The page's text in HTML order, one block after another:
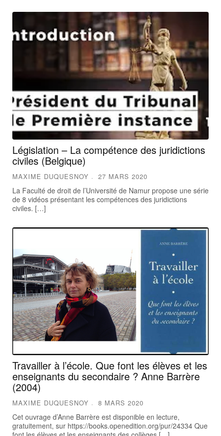
Législation – La compétence des juridictions
civiles (Belgique)
MAXIME DUQUESNOY 27 MARS 2020
La Faculté de droit de l’Université de Namur propose une série
de 8 vidéos présentant les compétences des juridictions
civiles. […]
Travailler à l’école. Que font les élèves et les
enseignants du secondaire ? Anne Barrère
(2004)
MAXIME DUQUESNOY 8 MARS 2020
Cet ouvrage d’Anne Barrère est disponible en lecture,
gratuitement, sur https://books.openedition.org/pur/24334 Que